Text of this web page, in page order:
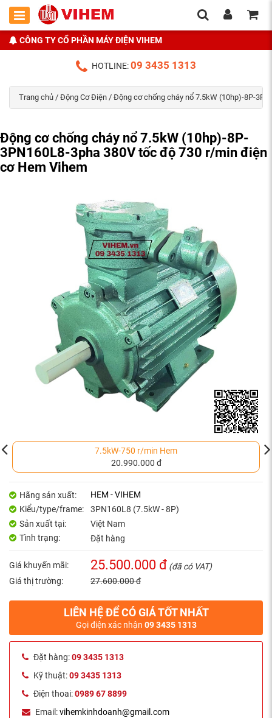
CÔNG TY CỔ PHẦN MÁY ĐIỆN VIHEM
HOTLINE:09 3435 1313
Trang chủ / Động Cơ Điện / Động cơ chống cháy nổ 7.5kW (10hp)-8P-
Động cơ chống cháy nổ 7.5kW (10hp)-8P-
3PN160L8-3pha 380V tốc độ 730 r/min điện
cơ Hem Vihem
7.5kW-750 r/min Hem
20.990.000 đ
Hãng sản xuất:
HEM - VIHEM
Kiểu/type/frame:
3PN160L8 (7.5kW - 8P)
Sản xuất tại:
Việt Nam
Tình trạng:
Đặt hàng
Giá khuyến mãi: 25.500.000 đ (đã có VAT)
Giá thị trường:
27.600.000 đ
LIÊN HỆ ĐỂ CÓ GIÁ TỐT NHẤT
Gọi điện xác nhận 09 3435 1313
Đặt hàng:09 3435 1313
Kỹ thuật:09 3435 1313
Điện thoai:0989 67 8899
Email:vihemkinhdoanh@gmail.com